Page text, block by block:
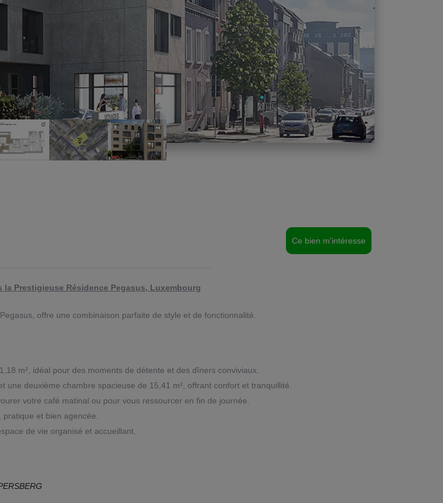
Ce bien m'intéresse
Prestigieuse Résidence Pegasus, Luxembourg
offre une combinaison parfaite de style et de fonctionnalité.
m², idéal pour des moments de détente et des dîners conviviaux.
deuxième chambre spacieuse de 15,41 m², offrant confort et tranquillité.
votre café matinal ou pour vous ressourcer en fin de journée.
et bien agencée.
de vie organisé et accueillant.